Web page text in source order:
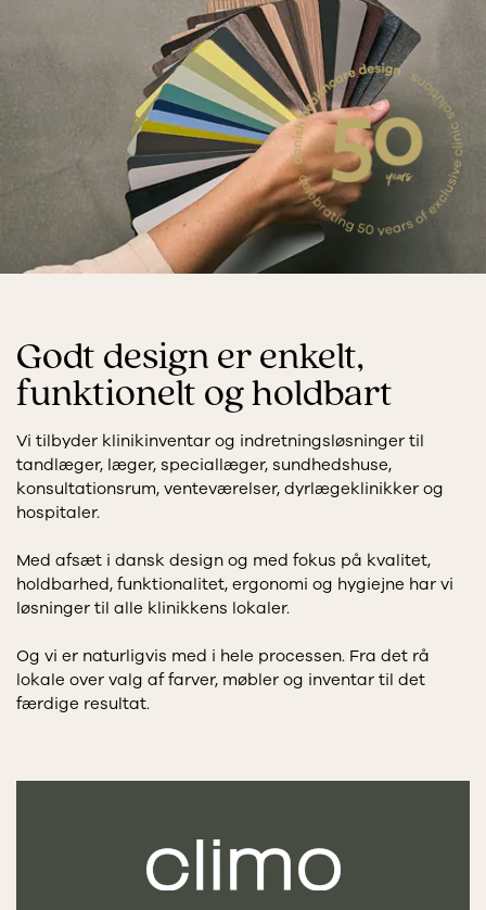
Godt design er enkelt,
funktionelt og holdbart
Vi tilbyder klinikinventar og indretningsløsninger til
tandlæger, læger, speciallæger, sundhedshuse,
konsultationsrum, venteværelser, dyrlægeklinikker og
hospitaler.
Med afsæt i dansk design og med fokus på kvalitet,
holdbarhed, funktionalitet, ergonomi og hygiejne har vi
løsninger til alle klinikkens lokaler.
Og vi er naturligvis med i hele processen. Fra det rå
lokale over valg af farver, møbler og inventar til det
færdige resultat.